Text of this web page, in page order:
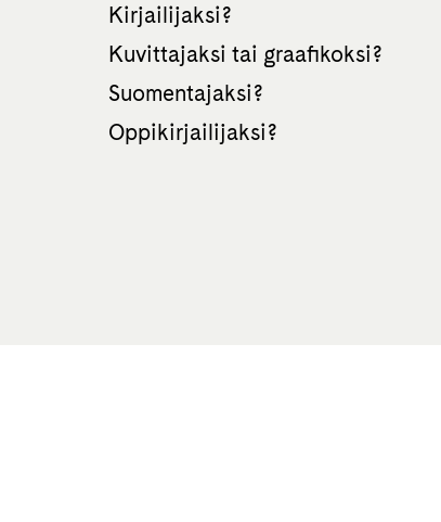
Kirjailijaksi?
Kuvittajaksi tai graafikoksi?
Suomentajaksi?
Oppikirjailijaksi?